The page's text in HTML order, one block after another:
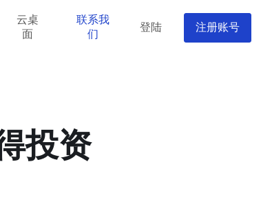
云桌
面
联系我
们
登陆 注册账号
投资